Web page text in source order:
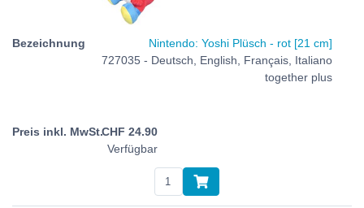
Nintendo: Yoshi Plüsch - rot [21 cm]
727035 - Deutsch, English, Français, Italiano
together plus
CHF 24.90
Verfügbar